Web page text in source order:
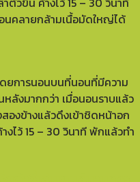
นคลายกล้ามเนื้อมัดใหญ่ได้
ดยการนอนบนที่นอนที่มีความ
ลังมากกว่า เมื่อนอนราบแล้ว
องข้างแล้วดึงเข้าชิดหน้าอก
ไว้ 15 – 30 วินาที พักแล้วทำ